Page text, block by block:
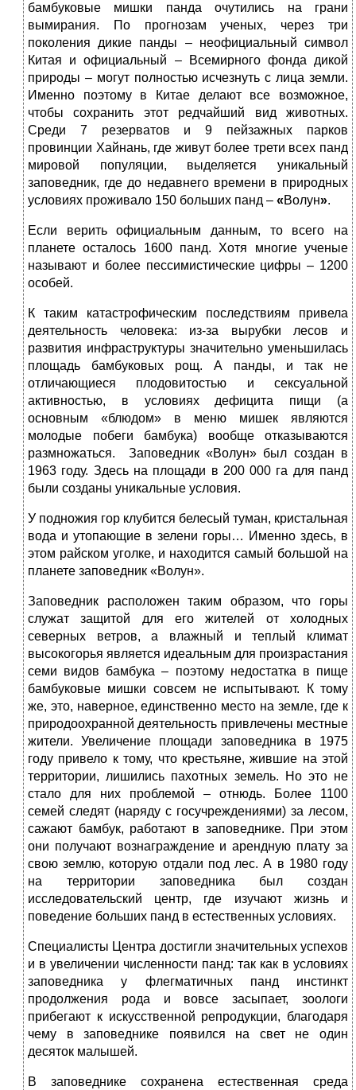
бамбуковые мишки панда очутились на грани
вымирания. По прогнозам ученых, через три
поколения дикие панды – неофициальный символ
Китая и официальный – Всемирного фонда дикой
природы – могут полностью исчезнуть с лица земли.
Именно поэтому в Китае делают все возможное,
чтобы сохранить этот редчайший вид животных.
Среди 7 резерватов и 9 пейзажных парков
провинции Хайнань, где живут более трети всех панд
мировой популяции, выделяется уникальный
заповедник, где до недавнего времени в природных
условиях проживало 150 больших панд – «Волун».
Если верить официальным данным, то всего на
планете осталось 1600 панд. Хотя многие ученые
называют и более пессимистические цифры – 1200
особей.
К таким катастрофическим последствиям привела
деятельность человека: из-за вырубки лесов и
развития инфраструктуры значительно уменьшилась
площадь бамбуковых рощ. А панды, и так не
отличающиеся плодовитостью и сексуальной
активностью, в условиях дефицита пищи (а
основным «блюдом» в меню мишек являются
молодые побеги бамбука) вообще отказываются
размножаться. Заповедник «Волун» был создан в
1963 году. Здесь на площади в 200 000 га для панд
были созданы уникальные условия.
У подножия гор клубится белесый туман, кристальная
вода и утопающие в зелени горы… Именно здесь, в
этом райском уголке, и находится самый большой на
планете заповедник «Волун».
Заповедник расположен таким образом, что горы
служат защитой для его жителей от холодных
северных ветров, а влажный и теплый климат
высокогорья является идеальным для произрастания
семи видов бамбука – поэтому недостатка в пище
бамбуковые мишки совсем не испытывают. К тому
же, это, наверное, единственно место на земле, где к
природоохранной деятельность привлечены местные
жители. Увеличение площади заповедника в 1975
году привело к тому, что крестьяне, жившие на этой
территории, лишились пахотных земель. Но это не
стало для них проблемой – отнюдь. Более 1100
семей следят (наряду с госучреждениями) за лесом,
сажают бамбук, работают в заповеднике. При этом
они получают вознаграждение и арендную плату за
свою землю, которую отдали под лес. А в 1980 году
на территории заповедника был создан
исследовательский центр, где изучают жизнь и
поведение больших панд в естественных условиях.
Специалисты Центра достигли значительных успехов
и в увеличении численности панд: так как в условиях
заповедника у флегматичных панд инстинкт
продолжения рода и вовсе засыпает, зоологи
прибегают к искусственной репродукции, благодаря
чему в заповеднике появился на свет не один
десяток малышей.
В заповеднике сохранена естественная среда